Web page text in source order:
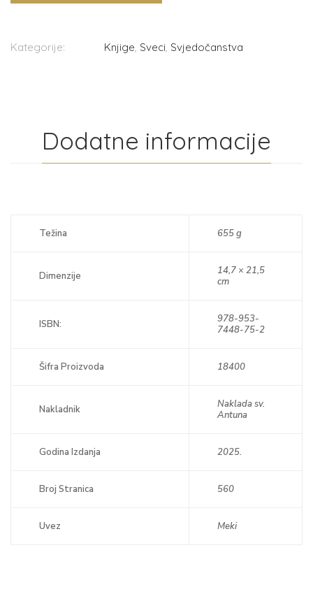
Kategorije: Knjige, Sveci, Svjedočanstva
Dodatne informacije
Težina 655 g
Dimenzije
14,7 × 21,5
cm
ISBN:
978-953-
7448-75-2
Šifra Proizvoda 18400
Nakladnik
Naklada sv.
Antuna
Godina Izdanja 2025.
Broj Stranica 560
Uvez Meki